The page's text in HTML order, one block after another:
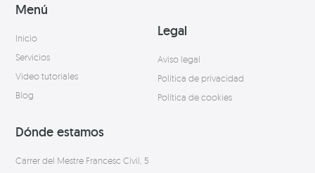
Menú
Inicio
Servicios
Video tutoriales
Blog
Legal
Aviso legal
Política de privacidad
Política de cookies
Dónde estamos
Carrer del Mestre Francesc Civil, 5